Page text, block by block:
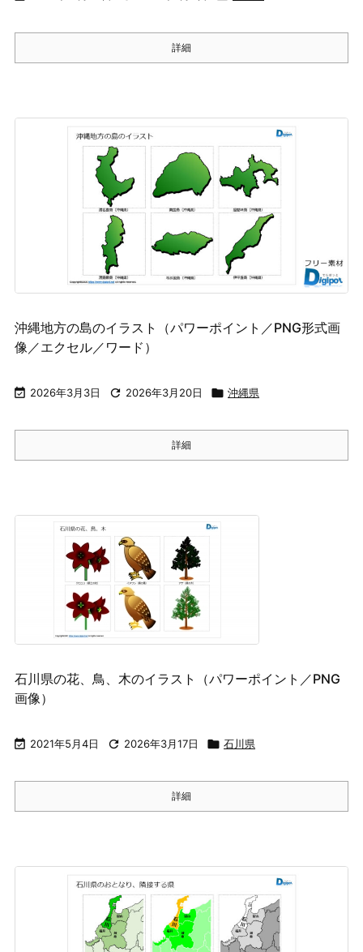
詳細
沖縄地方の島のイラスト（パワーポイント／PNG形式画
像／エクセル／ワード）
 2026年3月3日  2026年3月20日  沖縄県
詳細
石川県の花、鳥、木のイラスト（パワーポイント／PNG
画像）
 2021年5月4日  2026年3月17日  石川県
詳細